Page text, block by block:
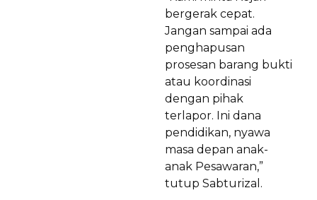
bergerak cepat.
Jangan sampai ada
penghapusan
prosesan barang bukti
atau koordinasi
dengan pihak
terlapor. Ini dana
pendidikan, nyawa
masa depan anak-
anak Pesawaran,”
tutup Sabturizal.